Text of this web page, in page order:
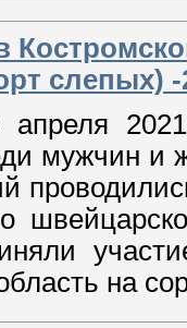
слепых) -
мужчин
на